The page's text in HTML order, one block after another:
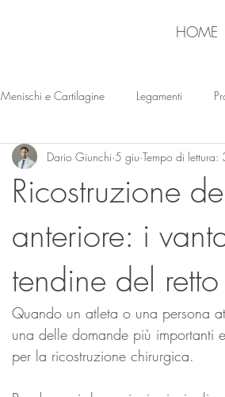
HOME
Menischi e Cartilagine Legamenti
Ricostruzione
anteriore: i
tendine del
Dario Giunchi 5 giu Tempo di lettura:
Quando un atleta o una persona
una delle domande più importanti
per la ricostruzione chirurgica.